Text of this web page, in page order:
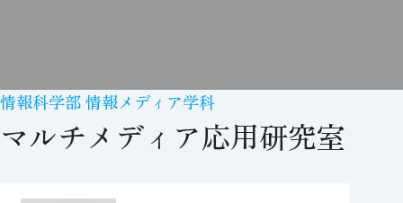
情報科学部 情報メディア学科
マルチメディア応用研究室